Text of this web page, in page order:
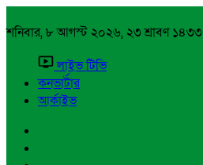
শনিবার, ৮ আগস্ট ২০২৬, ২৩ শ্রাবণ ১৪৩৩
লাইভ টিভি
কনভার্টার
আর্কাইভ